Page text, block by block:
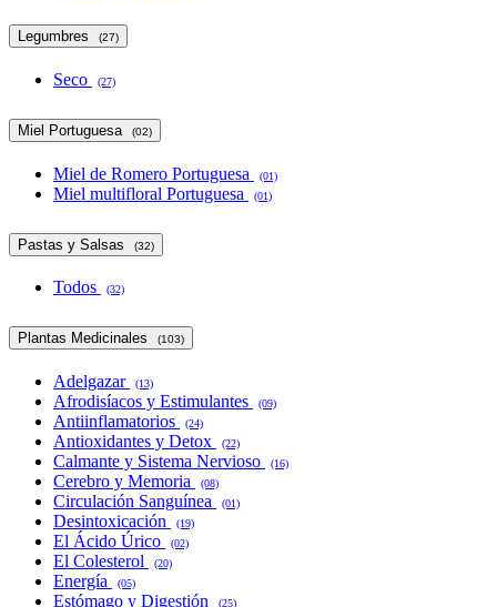
Legumbres (27)
Seco (27)
Miel Portuguesa (02)
Miel de Romero Portuguesa (01)
Miel multifloral Portuguesa (01)
Pastas y Salsas (32)
Todos (32)
Plantas Medicinales (103)
Adelgazar (13)
Afrodisíacos y Estimulantes (09)
Antiinflamatorios (24)
Antioxidantes y Detox (22)
Calmante y Sistema Nervioso (16)
Cerebro y Memoria (08)
Circulación Sanguínea (01)
Desintoxicación (19)
El Ácido Úrico (02)
El Colesterol (20)
Energía (05)
Estómago y Digestión (25)